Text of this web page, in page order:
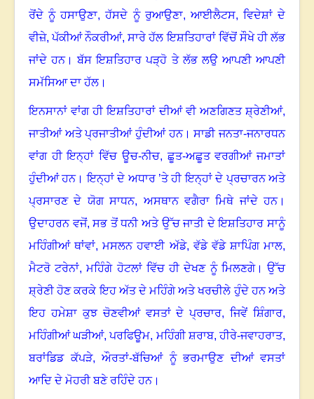
ਰੋਂਦੇ ਨੂੰ ਹਸਾਉਣਾ,ਹੱਸਦੇ ਨੂੰ ਰੁਆਉਣਾ, ਆਈਲੈਟਸ, ਵਿਦੇਸ਼ਾਂ ਦੇ
ਵੀਜ਼ੇ,ਪੱਕੀਆਂ ਨੌਕਰੀਆਂ,ਸਾਰੇ ਹੱਲ ਇਸ਼ਤਿਹਾਰਾਂ ਵਿੱਚੋਂ ਸੌਖੇ ਹੀ ਲੱਭ
ਜਾਂਦੇ ਹਨ।ਬੱਸ ਇਸ਼ਤਿਹਾਰ ਪੜ੍ਹੋ ਤੇ ਲੱਭ ਲਉ ਆਪਣੀ ਆਪਣੀ
ਸਮੱਸਿਆ ਦਾ ਹੱਲ ।
ਇਨਸਾਨਾਂ ਵਾਂਗ ਹੀ ਇਸ਼ਤਿਹਾਰਾਂ ਦੀਆਂ ਵੀ ਅਣਗਿਣਤ ਸ਼੍ਰੇਣੀਆਂ,
ਜਾਤੀਆਂ ਅਤੇ ਪ੍ਰਜਾਤੀਆਂ ਹੁੰਦੀਆਂ ਹਨ।ਸਾਡੀ ਜਨਤਾ-ਜਨਾਰਧਨ
ਵਾਂਗ ਹੀ ਇਨ੍ਹਾਂ ਵਿੱਚ ਊਚ-ਨੀਚ,ਛੂਤ-ਅਛੂਤ ਵਰਗੀਆਂ ਜਮਾਤਾਂ
ਹੁੰਦੀਆਂ ਹਨ।ਇਨ੍ਹਾਂ ਦੇ ਅਧਾਰ ’ਤੇ ਹੀ ਇਨ੍ਹਾਂ ਦੇ ਪ੍ਰਚਾਰਨ ਅਤੇ
ਪ੍ਰਸਾਰਣ ਦੇ ਯੋਗ ਸਾਧਨ, ਅਸਥਾਨ ਵਗੈਰਾ ਮਿਥੇ ਜਾਂਦੇ ਹਨ।
ਉਦਾਹਰਨ ਵਜੋਂ,ਸਭ ਤੋਂ ਧਨੀ ਅਤੇ ਉੱਚ ਜਾਤੀ ਦੇ ਇਸ਼ਤਿਹਾਰ ਸਾਨੂੰ
ਮਹਿੰਗੀਆਂ ਥਾਂਵਾਂ,ਮਸਲਨ ਹਵਾਈ ਅੱਡੇ, ਵੱਡੇ ਵੱਡੇ ਸ਼ਾਪਿੰਗ ਮਾਲ,
ਮੈਟਰੋ ਟਰੇਨਾਂ,ਮਹਿੰਗੇ ਹੋਟਲਾਂ ਵਿੱਚ ਹੀ ਦੇਖਣ ਨੂੰ ਮਿਲਣਗੇ।ਉੱਚ
ਸ਼੍ਰੇਣੀ ਹੋਣ ਕਰਕੇ ਇਹ ਅੱਤ ਦੇ ਮਹਿੰਗੇ ਅਤੇ ਖਰਚੀਲੇ ਹੁੰਦੇ ਹਨ ਅਤੇ
ਇਹ ਹਮੇਸ਼ਾ ਕੁਝ ਚੋਣਵੀਆਂ ਵਸਤਾਂ ਦੇ ਪ੍ਰਚਾਰ,ਜਿਵੇਂ ਸ਼ਿੰਗਾਰ,
ਮਹਿੰਗੀਆਂ ਘੜੀਆਂ,ਪਰਫਿਊਮ, ਮਹਿੰਗੀ ਸ਼ਰਾਬ,ਹੀਰੇ-ਜਵਾਹਰਾਤ,
ਬਰਾਂਡਿਡ ਕੱਪੜੇ, ਔਰਤਾਂ-ਬੱਚਿਆਂ ਨੂੰ ਭਰਮਾਉਣ ਦੀਆਂ ਵਸਤਾਂ
ਆਦਿ ਦੇ ਮੋਹਰੀ ਬਣੇ ਰਹਿੰਦੇ ਹਨ।